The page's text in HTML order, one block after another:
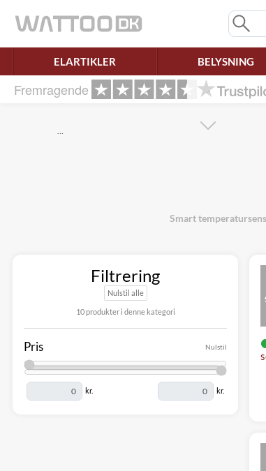
ELARTIKLER BELYSNING
Fremragende
…
Smart
Filtrering
Nulstil alle
10 produkter i denne kategori
Nulstil
Pris
kr. kr.
Ret samtykke!